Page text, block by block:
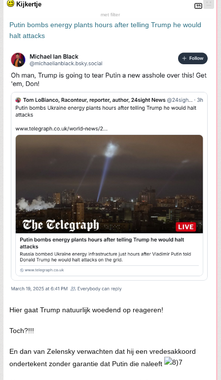
Kijkertje
met filter
Putin bombs energy plants hours after telling Trump he would
halt attacks
Hier gaat Trump natuurlijk woedend op reageren!
Toch?!!!
En dan van Zelensky verwachten dat hij een vredesakkoord
ondertekent zonder garantie dat Putin die naleeft